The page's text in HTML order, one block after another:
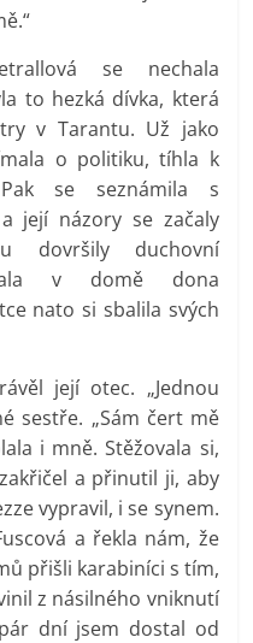
se nechala
to hezká dívka, která
v Tarantu. Už jako
o politiku, tíhla k
se seznámila s
její názory se začaly
dovršily duchovní
v domě dona
nato si sbalila svých
její otec. „Jednou
sestře. „Sám čert mě
i mně. Stěžovala si,
a přinutil ji, aby
vypravil, i se synem.
a řekla nám, že
přišli karabiníci s tím,
z násilného vniknutí
dní jsem dostal od